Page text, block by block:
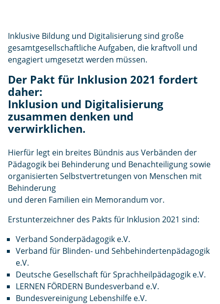
Inklusive Bildung und Digitalisierung sind große
gesamtgesellschaftliche Aufgaben, die kraftvoll und
engagiert umgesetzt werden müssen.
Der Pakt für Inklusion 2021 fordert
daher:
Inklusion und Digitalisierung
zusammen denken und
verwirklichen.
Hierfür legt ein breites Bündnis aus Verbänden der
Pädagogik bei Behinderung und Benachteiligung sowie
organisierten Selbstvertretungen von Menschen mit
Behinderung
und deren Familien ein Memorandum vor.
Erstunterzeichner des Pakts für Inklusion 2021 sind:
Verband Sonderpädagogik e.V.
Verband für Blinden- und Sehbehindertenpädagogik
e.V.
Deutsche Gesellschaft für Sprachheilpädagogik e.V.
LERNEN FÖRDERN Bundesverband e.V.
Bundesvereinigung Lebenshilfe e.V.